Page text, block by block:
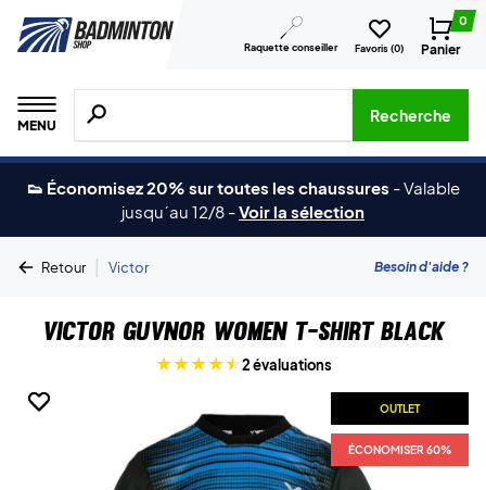
Raquette conseiller Favoris (0)
0
Panier
MENU
Recherche de produits, de marques, etc.
Recherche
👟 Économisez 20% sur toutes les chaussures -Valable
jusqu´au 12/8 -Voir la sélection
Retour | Victor Besoin d'aide ?
Victor Guvnor Women T-shirt Black
2 évaluations
OUTLET
ÉCONOMISER 60%
OUTLET
ÉCONOMISER 60%